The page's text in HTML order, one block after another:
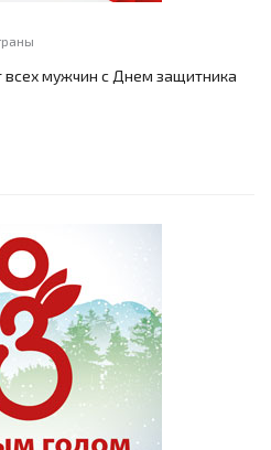
мужчин с Днем защитника